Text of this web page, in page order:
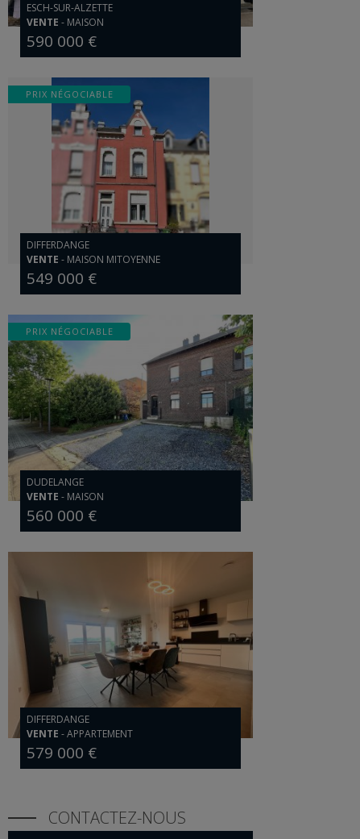
ESCH-SUR-ALZETTE
VENTE - MAISON
590 000 €
PRIX NÉGOCIABLE
DIFFERDANGE
VENTE - MAISON MITOYENNE
549 000 €
PRIX NÉGOCIABLE
DUDELANGE
VENTE - MAISON
560 000 €
DIFFERDANGE
VENTE -APPARTEMENT
579 000 €
CONTACTEZ-NOUS